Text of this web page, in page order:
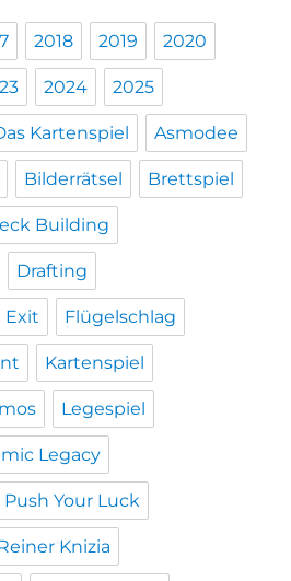
2018 2019 2020
2024 2025
Kartenspiel Asmodee
Bilderrätsel Brettspiel
Building
Drafting
Exit Flügelschlag
Kartenspiel
Legespiel
Legacy
Push Your Luck
Knizia